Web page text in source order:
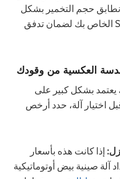
نطابق حجم التخمير بشكل
احترافي مع طراز SL الخاص بك لضمان تدفق
العكسية من وقودك
يعتمد بشكل كبير على
اختيار آلة، حدد أرخص
إذا كانت هذه بأسعار
آلة صينية بيض أوتوماتيكية